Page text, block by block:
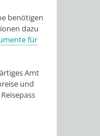
benötigen
dazu
für
Amt
und